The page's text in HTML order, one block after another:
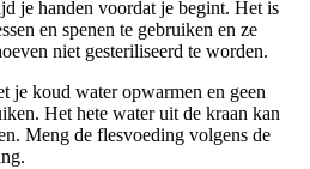
je handen voordat je begint. Het is
en spenen te gebruiken en ze
niet gesteriliseerd te worden.
je koud water opwarmen en geen
Het hete water uit de kraan kan
Meng de flesvoeding volgens de